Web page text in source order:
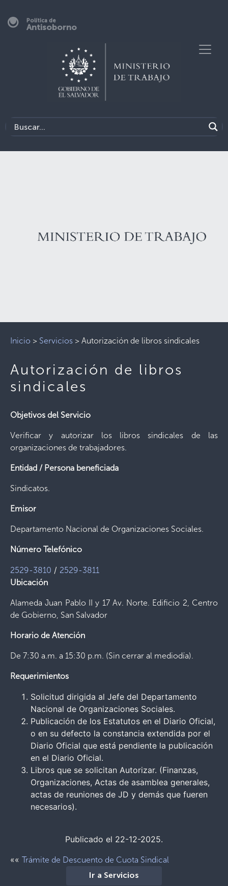
Política de
Antisoborno
Inicio > Servicios > Autorización de libros sindicales
Autorización de libros
sindicales
Objetivos del Servicio
Verificar y autorizar los libros sindicales de las
organizaciones de trabajadores.
Entidad / Persona beneficiada
Sindicatos.
Emisor
Departamento Nacional de Organizaciones Sociales.
Número Telefónico
2529-3810 / 2529-3811
Ubicación
Alameda Juan Pablo II y 17 Av. Norte. Edificio 2, Centro
de Gobierno, San Salvador
Horario de Atención
De 7:30 a.m. a 15:30 p.m. (Sin cerrar al mediodía).
Requerimientos
Solicitud dirigida al Jefe del Departamento
Nacional de Organizaciones Sociales.
Publicación de los Estatutos en el Diario Oficial,
o en su defecto la constancia extendida por el
Diario Oficial que está pendiente la publicación
en el Diario Oficial.
Libros que se solicitan Autorizar. (Finanzas,
Organizaciones, Actas de asamblea generales,
actas de reuniones de JD y demás que fueren
necesarios).
Publicado el 22-12-2025.
«« Trámite de Descuento de Cuota Sindical
Ir a Servicios